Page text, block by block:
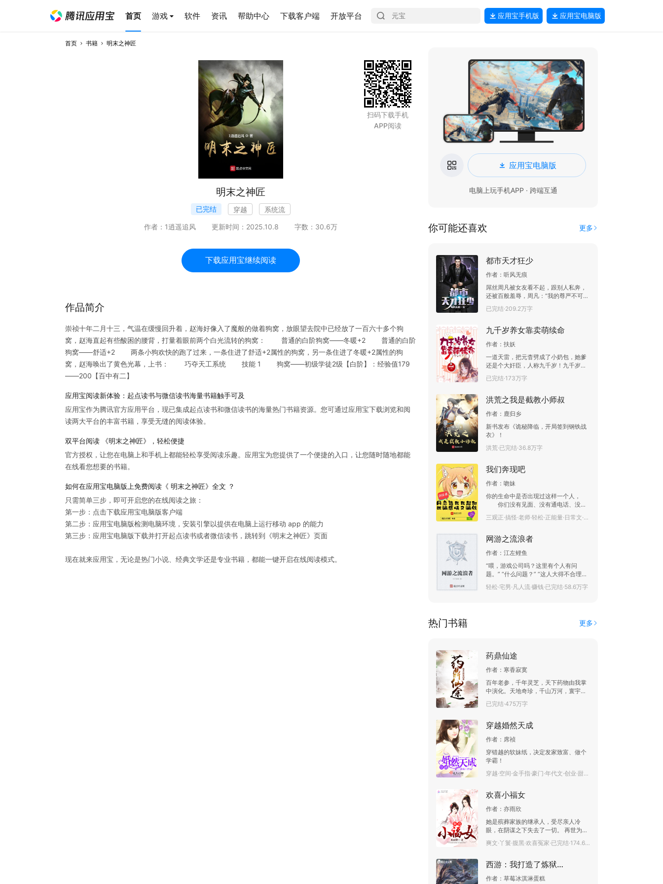
首页 游戏 软件 资讯 帮助中心 下载客户端 开放平台 应用宝手机版 应用宝电脑版
首页 书籍 明末之神匠
明末之神匠
已完结 穿越 系统流
作者： 1逍遥追风 更新时间： 2025.10.8 字数： 30.6万
下载应用宝继续阅读
扫码下载手机
APP阅读
作品简介
崇祯十年二月十三，气温在缓慢回升着，赵海好像入了魔般的做着狗窝，放眼望去院中已经放了一百六十多个狗
窝，赵海直起有些酸困的腰背，打量着眼前两个白光流转的狗窝： 普通的白阶狗窝——冬暖+2 普通的白阶
狗窝——舒适+2 两条小狗欢快的跑了过来，一条住进了舒适+2属性的狗窝，另一条住进了冬暖+2属性的狗
窝，赵海唤出了黄色光幕，上书： 巧夺天工系统 技能 1 狗窝——初级学徒2级【白阶】：经验值179
——200【百中有二】
应用宝阅读新体验：起点读书与微信读书海量书籍触手可及
应用宝作为腾讯官方应用平台，现已集成起点读书和微信读书的海量热门书籍资源。您可通过应用宝下载浏览和阅
读两大平台的丰富书籍，享受无缝的阅读体验。
双平台阅读 《明末之神匠》，轻松便捷
官方授权，让您在电脑上和手机上都能轻松享受阅读乐趣。应用宝为您提供了一个便捷的入口，让您随时随地都能
在线看您想要的书籍。
如何在应用宝电脑版上免费阅读《 明末之神匠》全文 ？
只需简单三步，即可开启您的在线阅读之旅：
第一步：点击下载应用宝电脑版客户端
第二步：应用宝电脑版检测电脑环境，安装引擎以提供在电脑上运行移动 app 的能力
第三步：应用宝电脑版下载并打开起点读书或者微信读书，跳转到《明末之神匠》页面
现在就来应用宝，无论是热门小说、经典文学还是专业书籍，都能一键开启在线阅读模式。
应用宝电脑版
电脑上玩手机APP · 跨端互通
你可能还喜欢 更多
都市天才狂少
作者： 听风无痕
屌丝周凡被女友看不起，跟别人私奔，
还被百般羞辱，周凡：“我的尊严不可被
人践踏，我的人生需要逆袭……”
已完结·209.2万字
九千岁养女靠卖萌续命
作者： 扶妖
一道天雷，把元杳劈成了小奶包，她爹
还是个大奸臣，人称九千岁！九千岁长
了张祸国殃民的脸，却行事狠辣，掌控
前朝后宫，权倾天下。自古，大宦官没
伸长小短手，到处抱大腿。
已完结·173万字
洪荒之我是截教小师叔
作者： 鹿归乡
新书发布《诡秘降临，开局签到钢铁战
衣》！
洪荒·已完结·36.8万字
我们奔现吧
作者： 吻妹
你的生命中是否出现过这样一个人，
你们没有见面、没有通电话、没有
发生过故事。可是你却真真切切的在乎
过这一个人。 ——这一个人，他的
心、沮丧、喜悦、焦虑…… ——这
油盐与他无关；可他又无处不在，一言
一语渗透在血液里，左右着你的呼吸与
心跳。 ——这一个人，你看不见也
远，像夏天的热浪使你煎熬，像冬日的
彩霞似梦似幻…… ——这一个人，
三观正·搞怪·老师·轻松·正能量·日常文·思路清奇·仙帝·已完结·69.5万字
网游之流浪者
作者： 江左鲤鱼
“喂，游戏公司吗？这里有个人有问
题。” “什么问题？” “这人大得不合理。”
“还有吗？” “这人开了无敌挂，我们根本
打不动。” “还有吗？” “这人带了只巨
“好的，您的问题已记录。” “……你们不
轻松·宅男·凡人流·赚钱·已完结·58.6万字
热门书籍 更多
药鼎仙途
作者： 寒香寂寞
百年老参，千年灵芝，天下药物由我掌
中演化。天地奇珍，千山万河，寰宇万
物于我鼎中成长。一鼎一刃，游走天
下，以药求道，唯我逍遥。
已完结·475万字
穿越婚然天成
作者： 席祯
穿错越的软妹纸，决定发家致富、做个
学霸！
穿越·空间·金手指·豪门·年代文·创业·甜宠·爽文·已完结·249.7万字
欢喜小福女
作者： 亦雨欣
她是殡葬家族的继承人，受尽亲人冷
眼，在阴谋之下失去了一切。 再世为
人，成了一枚倒霉的丑女，家徒四壁。
可这一世的家人却格外护犊，即便家里
她，为她倾尽所有。 两世为人，自知人
己的权势，守护家人，逆袭人生。 他高
爽文·丫鬟·腹黑·欢喜冤家·已完结·174.6万字
西游：我打造了炼狱版八十一难
作者： 草莓冰淇淋蛋糕